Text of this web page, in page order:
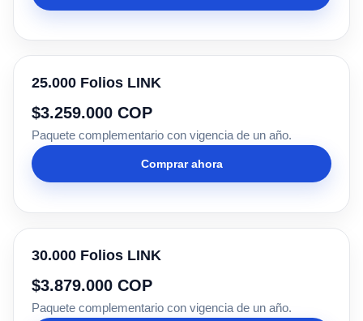
25.000 Folios LINK
$3.259.000 COP
Paquete complementario con vigencia de un año.
Comprar ahora
30.000 Folios LINK
$3.879.000 COP
Paquete complementario con vigencia de un año.